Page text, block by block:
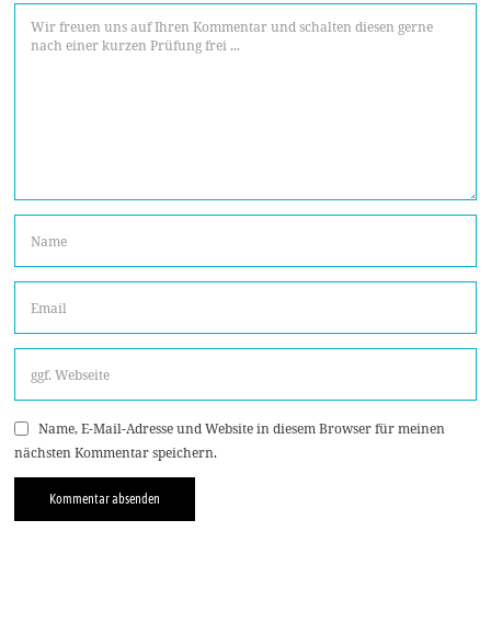
Name, E-Mail-Adresse und Website in diesem Browser für meinen
nächsten Kommentar speichern.